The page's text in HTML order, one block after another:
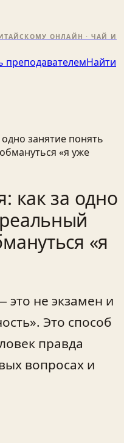
ОНЛАЙН · ЧАЙ И
преподавателемНайти
одно занятие понять
«я уже
как за одно
«я
это не экзамен и
Это способ
правда
вопросах и